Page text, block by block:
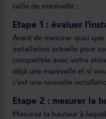
taille de manivelle :
Etape 1 : évaluer
Avant de mesurer quoi
installation actuelle pour
compatible avec votre
déjà une manivelle et si
c'est une nouvelle
Etape 2 : mesurer la
Mesurez la hauteur à